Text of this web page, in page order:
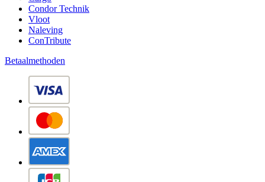
Condor Technik
Vloot
Naleving
ConTribute
Betaalmethoden